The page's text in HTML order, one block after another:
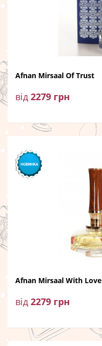
Afnan Mirsaal Of Trust
від 2279 грн
Afnan Mirsaal With Love
від 2279 грн